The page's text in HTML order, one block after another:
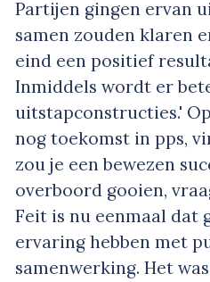
Partijen gingen ervan
samen zouden klaren
eind een positief
Inmiddels wordt er
uitstapconstructies.'
nog toekomst in pps,
zou je een bewezen
overboord gooien,
Feit is nu eenmaal dat
ervaring hebben met
samenwerking. Het